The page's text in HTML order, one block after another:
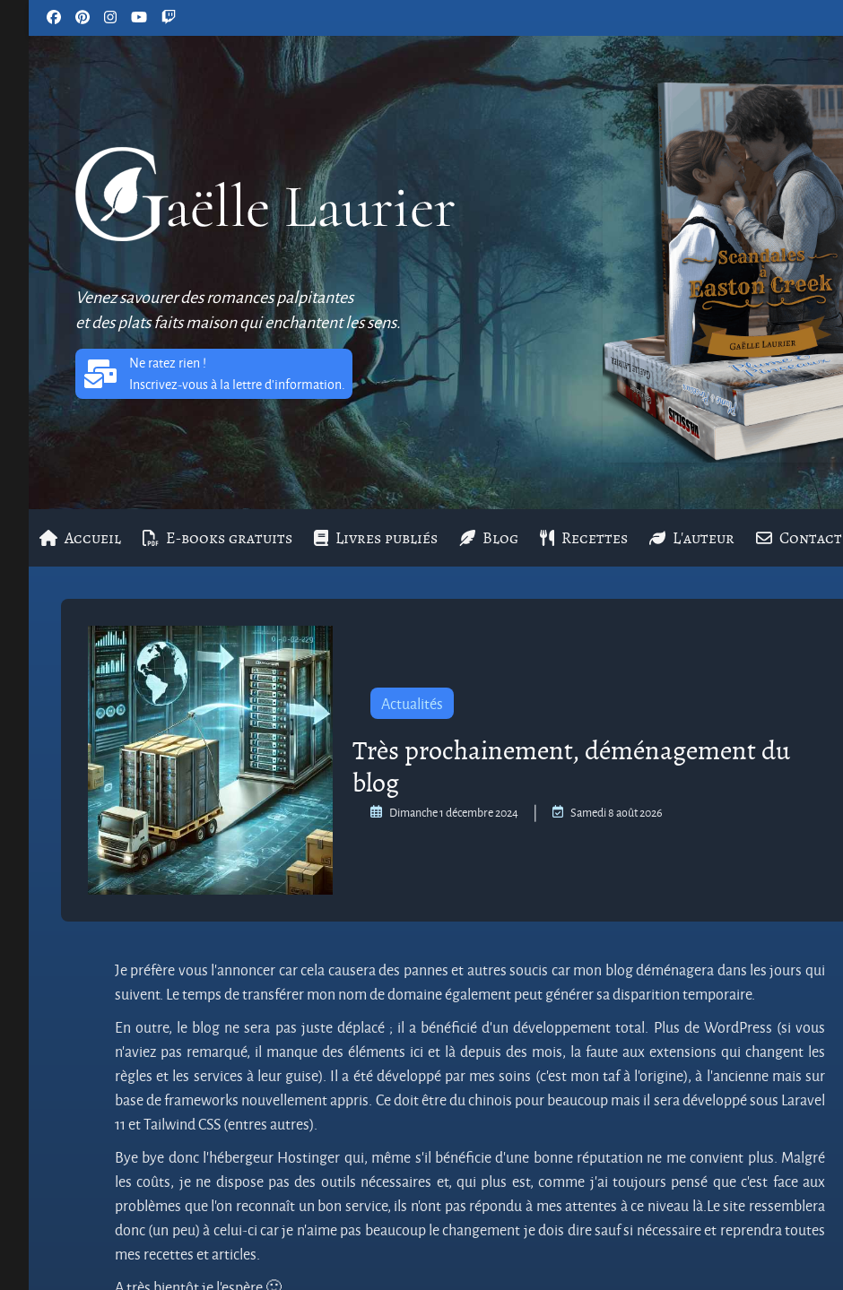
Venez savourer des romances palpitantes
et des plats faits maison qui enchantent les sens.
Ne ratez rien !
Inscrivez-vous à la lettre d'information.
Accueil E-books gratuits Livres publiés Blog Recettes L'auteur Contact
Actualités
Très prochainement, déménagement du
blog
Dimanche 1 décembre 2024 | Samedi 8 août 2026
Je préfère vous l’annoncer car cela causera des pannes et autres soucis car mon blog déménagera dans les jours qui
suivent. Le temps de transférer mon nom de domaine également peut générer sa disparition temporaire.
En outre, le blog ne sera pas juste déplacé ; il a bénéficié d’un développement total. Plus de WordPress (si vous
n’aviez pas remarqué, il manque des éléments ici et là depuis des mois, la faute aux extensions qui changent les
règles et les services à leur guise). Il a été développé par mes soins (c’est mon taf à l’origine), à l’ancienne mais sur
base de frameworks nouvellement appris. Ce doit être du chinois pour beaucoup mais il sera développé sous Laravel
11 et Tailwind CSS (entres autres).
Bye bye donc l’hébergeur Hostinger qui, même s’il bénéficie d’une bonne réputation ne me convient plus. Malgré
les coûts, je ne dispose pas des outils nécessaires et, qui plus est, comme j’ai toujours pensé que c’est face aux
problèmes que l’on reconnaît un bon service, ils n’ont pas répondu à mes attentes à ce niveau là.Le site ressemblera
donc (un peu) à celui-ci car je n’aime pas beaucoup le changement je dois dire sauf si nécessaire et reprendra toutes
mes recettes et articles.